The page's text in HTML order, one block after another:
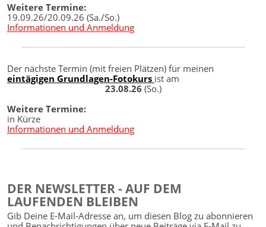
Weitere Termine:
19.09.26/20.09.26 (Sa./So.)
Informationen und Anmeldung
Der nächste Termin (mit freien Plätzen) für meinen
eintägigen Grundlagen-Fotokurs ist am
23.08.26 (So.)
Weitere Termine:
in Kürze
Informationen und Anmeldung
DER NEWSLETTER - AUF DEM
LAUFENDEN BLEIBEN
Gib Deine E-Mail-Adresse an, um diesen Blog zu abonnieren